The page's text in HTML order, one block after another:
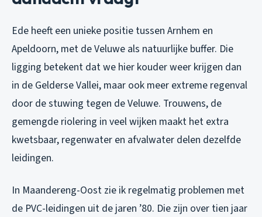
Ede heeft een unieke positie tussen Arnhem en
Apeldoorn, met de Veluwe als natuurlijke buffer. Die
ligging betekent dat we hier kouder weer krijgen dan
in de Gelderse Vallei, maar ook meer extreme regenval
door de stuwing tegen de Veluwe. Trouwens, de
gemengde riolering in veel wijken maakt het extra
kwetsbaar, regenwater en afvalwater delen dezelfde
leidingen.
In Maandereng-Oost zie ik regelmatig problemen met
de PVC-leidingen uit de jaren ’80. Die zijn over tien jaar